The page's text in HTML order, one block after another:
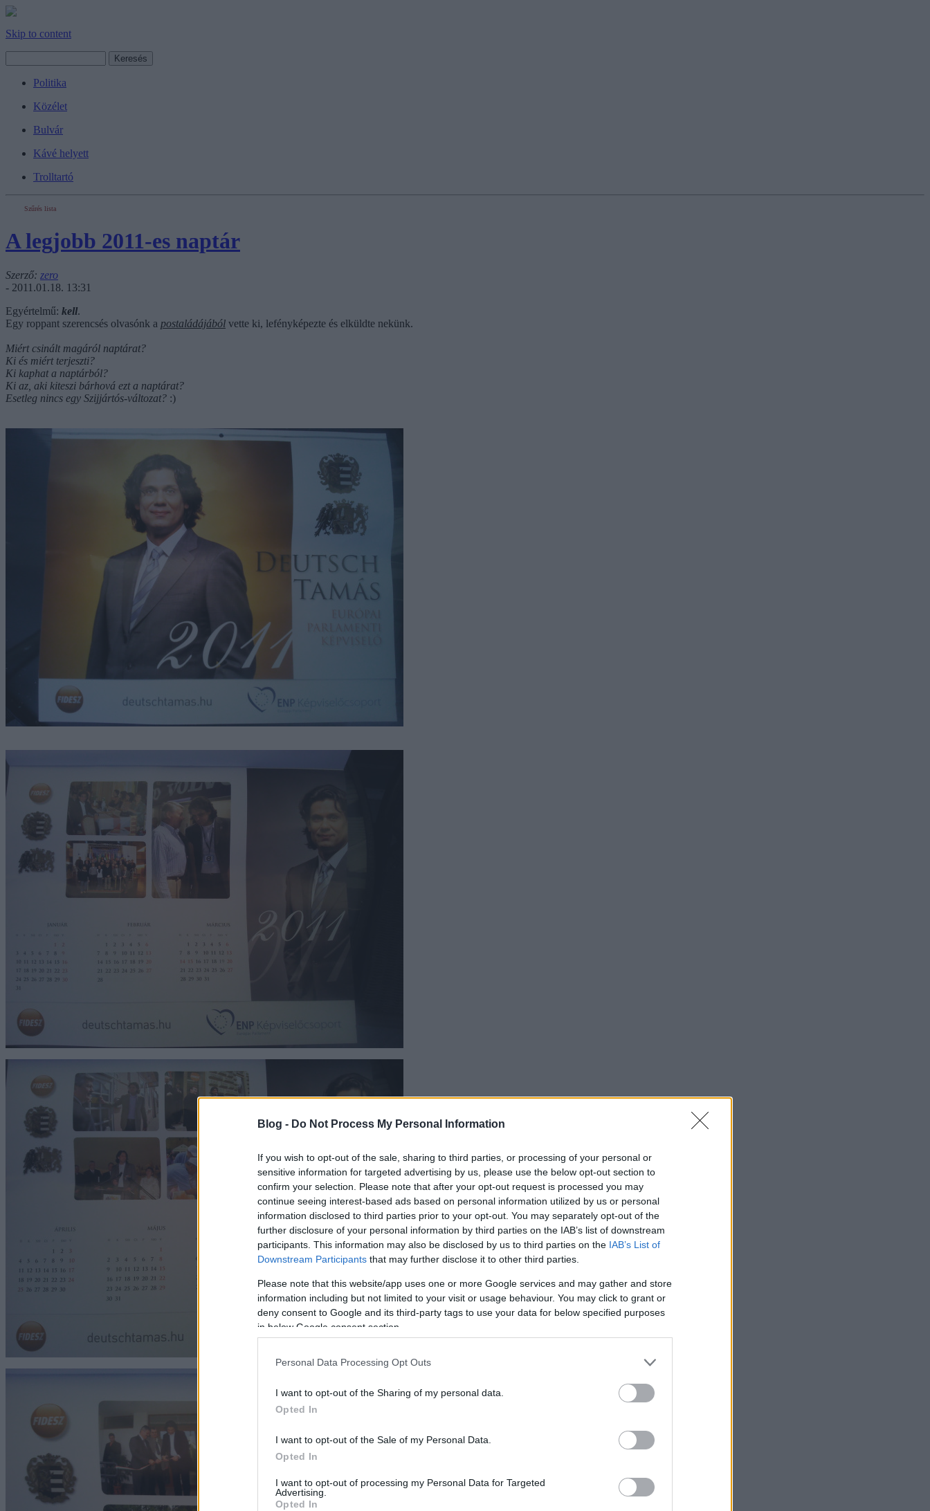
Blog - Do Not Process My Personal Information
If you wish to opt-out of the sale, sharing to third parties, or processing of your personal or
sensitive information for targeted advertising by us, please use the below opt-out section to
confirm your selection. Please note that after your opt-out request is processed you may
continue seeing interest-based ads based on personal information utilized by us or personal
information disclosed to third parties prior to your opt-out. You may separately opt-out of the
further disclosure of your personal information by third parties on the IAB’s list of downstream
participants. This information may also be disclosed by us to third parties on the IAB’s List of
Downstream Participants that may further disclose it to other third parties.
Please note that this website/app uses one or more Google services and may gather and store
information including but not limited to your visit or usage behaviour. You may click to grant or
deny consent to Google and its third-party tags to use your data for below specified purposes
in below Google consent section.
Personal Data Processing Opt Outs
I want to opt-out of the Sharing of my personal data.
Opted In
I want to opt-out of the Sale of my Personal Data.
Opted In
I want to opt-out of processing my Personal Data for Targeted
Advertising.
Opted In
Skip to content
Politika
Közélet
Bulvár
Kávé helyett
Trolltartó
Szűrés lista
A legjobb 2011-es naptár
Szerző: zero
- 2011.01.18. 13:31
Egyértelmű: kell.
Egy roppant szerencsés olvasónk a postaládájából vette ki, lefényképezte és elküldte nekünk.
Miért csinált magáról naptárat?
Ki és miért terjeszti?
Ki kaphat a naptárból?
Ki az, aki kiteszi bárhová ezt a naptárat?
Esetleg nincs egy Szijjártós-változat? :)